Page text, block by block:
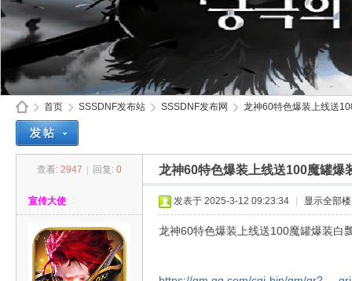
首页
›
SSSDNF发布站 SSSDNF发布网
›
龙神60特色爆装上线送
查看: 2947 回复: 0 龙神60特色爆装上线送100魔罐爆
宣传大使 发表于 2025-3-12 09:23:34 显示全部
龙神60特色爆装上线送100魔罐爆装白